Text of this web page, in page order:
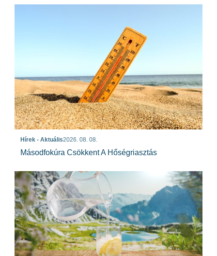
Hírek - Aktuális2026. 08. 08.
Másodfokúra Csökkent A Hőségriasztás